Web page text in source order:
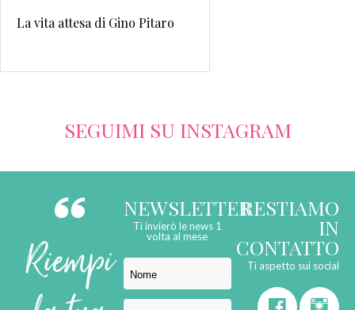
La vita attesa di Gino Pitaro
SEGUIMI SU INSTAGRAM
Riempi
NEWSLETTER
Ti invierò le news 1
volta al mese
RESTIAMO
IN
CONTATTO
Ti aspetto sui social